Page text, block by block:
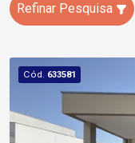
Refinar Pesquisa
Cód. 633581